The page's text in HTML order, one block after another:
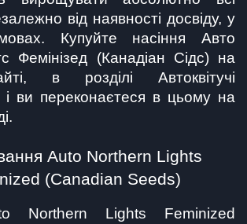
від наявності досвіду, у
Купуйте насіння Авто
Фемінізед (Канадіан Сідс) на
в розділі Автоквітучі
і ви переконаєтеся в цьому на
Auto Northern Lights
(Canadian Seeds)
Northern Lights Feminized